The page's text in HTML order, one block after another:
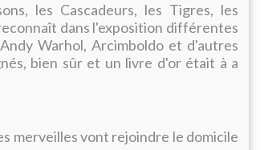
les Cascadeurs, les Tigres, les
dans l'exposition différentes
Warhol, Arcimboldo et d'autres
bien sûr et un livre d'or était à a
merveilles vont rejoindre le domicile